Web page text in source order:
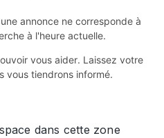
annonce ne corresponde à
à l'heure actuelle.
vous aider. Laissez votre
vous tiendrons informé.